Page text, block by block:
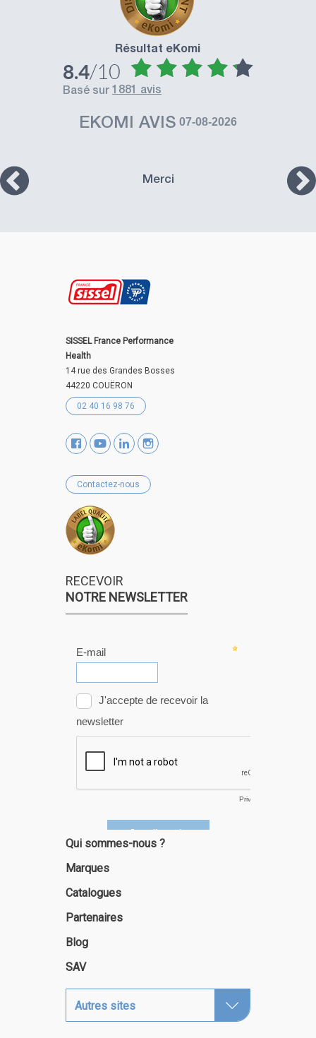
Résultat eKomi
8.4/10
basé sur 1881 avis
EKOMI AVIS 07-08-2026
Merci
SISSEL France Performance
Health
14 rue des Grandes Bosses
44220 COUËRON
02 40 16 98 76
Contactez-nous
RECEVOIR
NOTRE NEWSLETTER
Qui sommes-nous ?
Marques
Catalogues
Partenaires
Blog
SAV
Autres sites